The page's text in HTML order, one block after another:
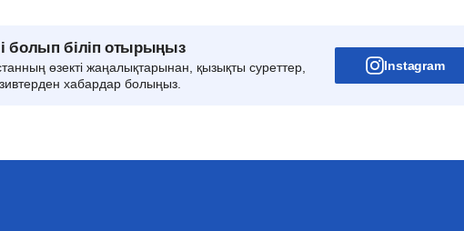
болып біліп отырыңыз
өзекті жаңалықтарынан, қызықты суреттер,
хабардар болыңыз.
Instagram